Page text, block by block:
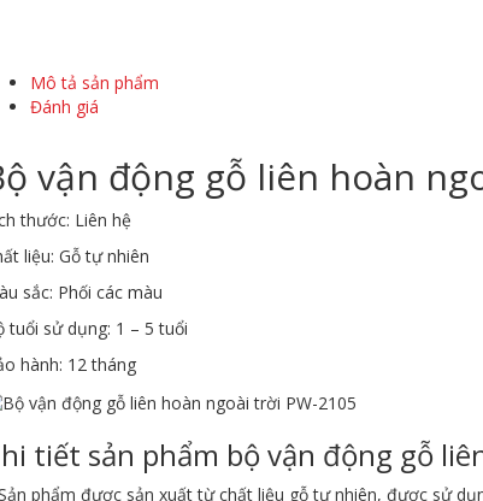
Mô tả sản phẩm
Đánh giá
vận động gỗ liên hoàn
thước: Liên hệ
liệu: Gỗ tự nhiên
sắc: Phối các màu
tuổi sử dụng: 1 – 5 tuổi
hành: 12 tháng
tiết sản phẩm bộ vận động gỗ
phẩm được sản xuất từ chất liệu gỗ tự nhiên, được sử